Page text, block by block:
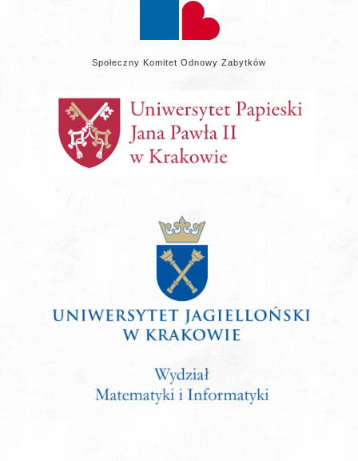
Społeczny Komitet Odnowy Zabytków